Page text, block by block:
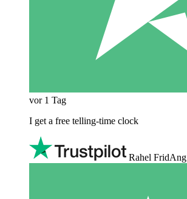
vor 1 Tag
I get a free telling-time clock
Rahel FridAng